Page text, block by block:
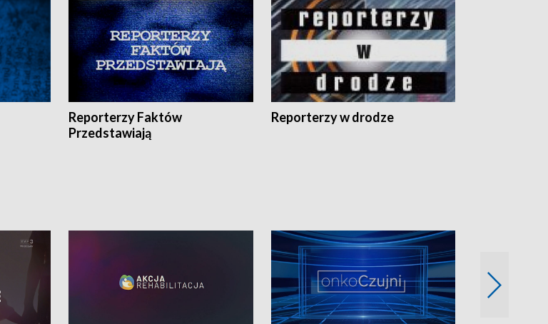
Reporterzy Faktów
Przedstawiają
Reporterzy w drodze